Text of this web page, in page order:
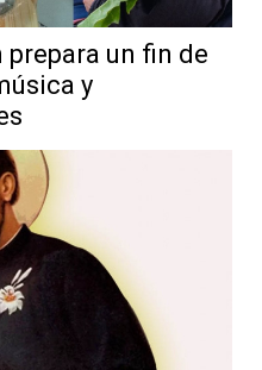
prepara un fin de
y